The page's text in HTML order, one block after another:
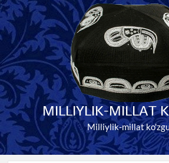
MILLIYLIK-MILLAT
Milliylik-millat